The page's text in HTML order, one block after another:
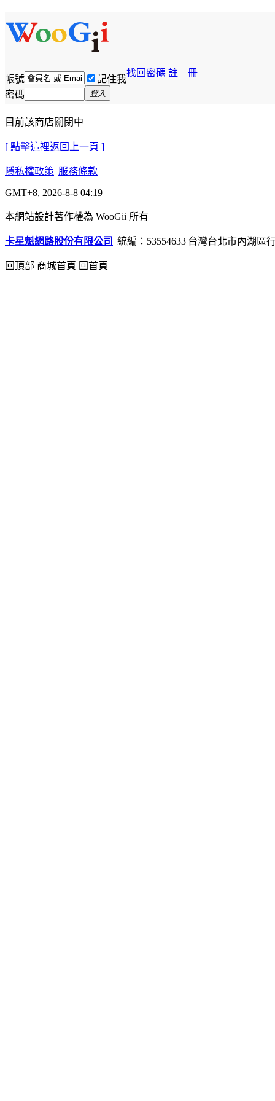
帳號 記住我
找回密碼 註 冊
密碼 登入
目前該商店關閉中
[ 點擊這裡返回上一頁 ]
隱私權政策| 服務條款
GMT+8, 2026-8-8 04:19
本網站設計著作權為 WooGii 所有
卡星魁網路股份有限公司 | 統編：53554633|台灣台北市內湖區
回頂部 商城首頁 回首頁